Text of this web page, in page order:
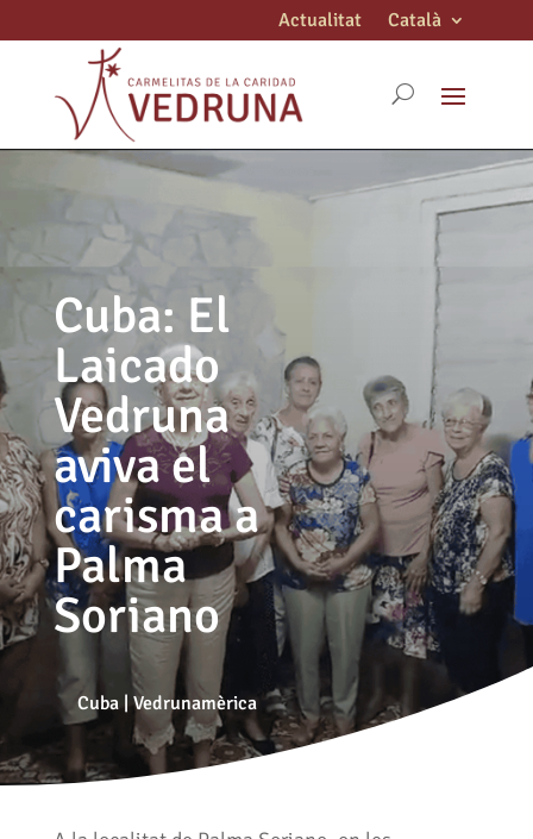
Actualitat Català
Cuba: El
Laicado
Vedruna
aviva el
carisma a
Palma
Soriano
Cuba|Vedrunamèrica